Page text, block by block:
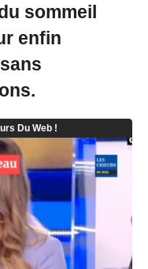
sommeil
enfin